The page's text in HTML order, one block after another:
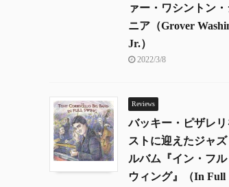
ァー・ワシントン・
ニア（Grover
Jr.）
2022/3/8
Reviews
バッキー・ピザレ
ストに迎えたジャ
ルバム『イン・フル
ウィング』（In Full